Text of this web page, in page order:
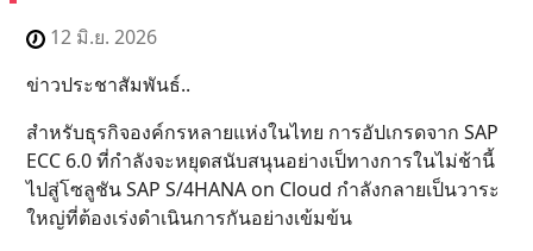
12 มิ.ย. 2026
ข่าวประชาสัมพันธ์..
สำหรับธุรกิจองค์กรหลายแห่งในไทย การอัปเกรดจาก SAP
ECC 6.0 ที่กำลังจะหยุดสนับสนุนอย่างเป็ทางการในไม่ช้านี้
ไปสู่โซลูชัน SAP S/4HANA on Cloud กำลังกลายเป็นวาระ
ใหญ่ที่ต้องเร่งดำเนินการกันอย่างเข้มข้น